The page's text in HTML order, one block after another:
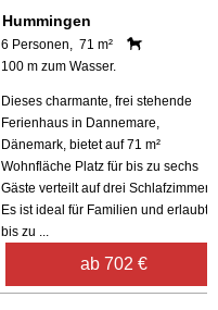
Hummingen
6 Personen, 71 m²
100 m zum Wasser.
Dieses charmante, frei stehende
Ferienhaus in Dannemare,
Dänemark, bietet auf 71 m²
Wohnfläche Platz für bis zu sechs
Gäste verteilt auf drei Schlafzimmer.
Es ist ideal für Familien und erlaubt
bis zu ...
ab 702 €